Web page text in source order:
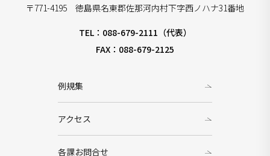
〒771-4195 徳島県名東郡佐那河内村下字西ノハナ31番地
TEL：088-679-2111（代表）
FAX：088-679-2125
例規集
アクセス
各課お問合せ